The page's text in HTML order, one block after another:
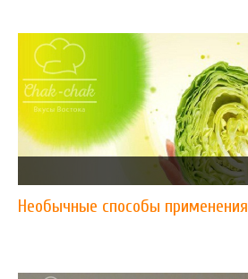
Необычные способы